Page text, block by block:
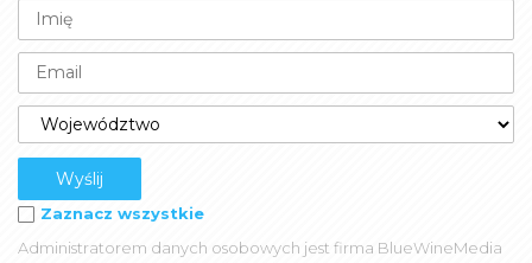
Zaznacz wszystkie
Administratorem danych osobowych jest firma BlueWineMedia